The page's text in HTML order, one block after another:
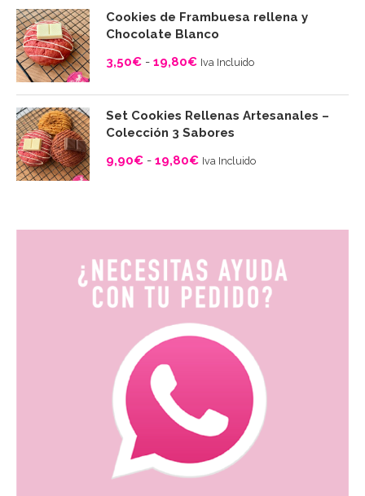
precios:
desde
3,50€
hasta
Cookies de Frambuesa rellena y
Chocolate Blanco
3,50€ - 19,80€
Rango
precios:
desde
3,50€
hasta
Iva Incluido
Set Cookies Rellenas Artesanales –
Colección 3 Sabores
9,90€ - 19,80€
Rango
Iva Incluido